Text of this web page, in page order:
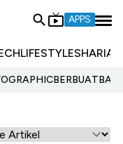
APPS
LIFESTYLESHARIA